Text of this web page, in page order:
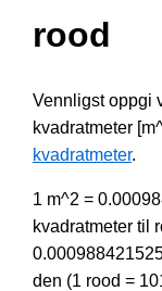
rood
Vennligst oppgi
kvadratmeter
kvadratmeter.
1 m^2 =
kvadratmeter til
den (1 rood =